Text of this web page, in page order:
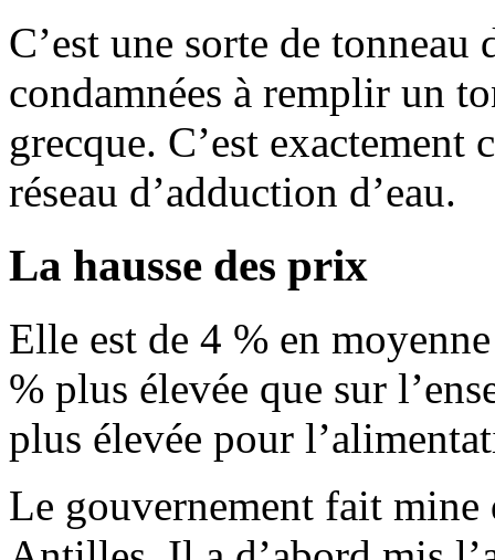
C’est une sorte de tonneau
condamnées à remplir un
grecque. C’est
réseau d’adduction d’eau.
La hausse des prix
Elle est de 4 % en
% plus élevée que sur
plus élevée pour
Le gouvernement fait mine